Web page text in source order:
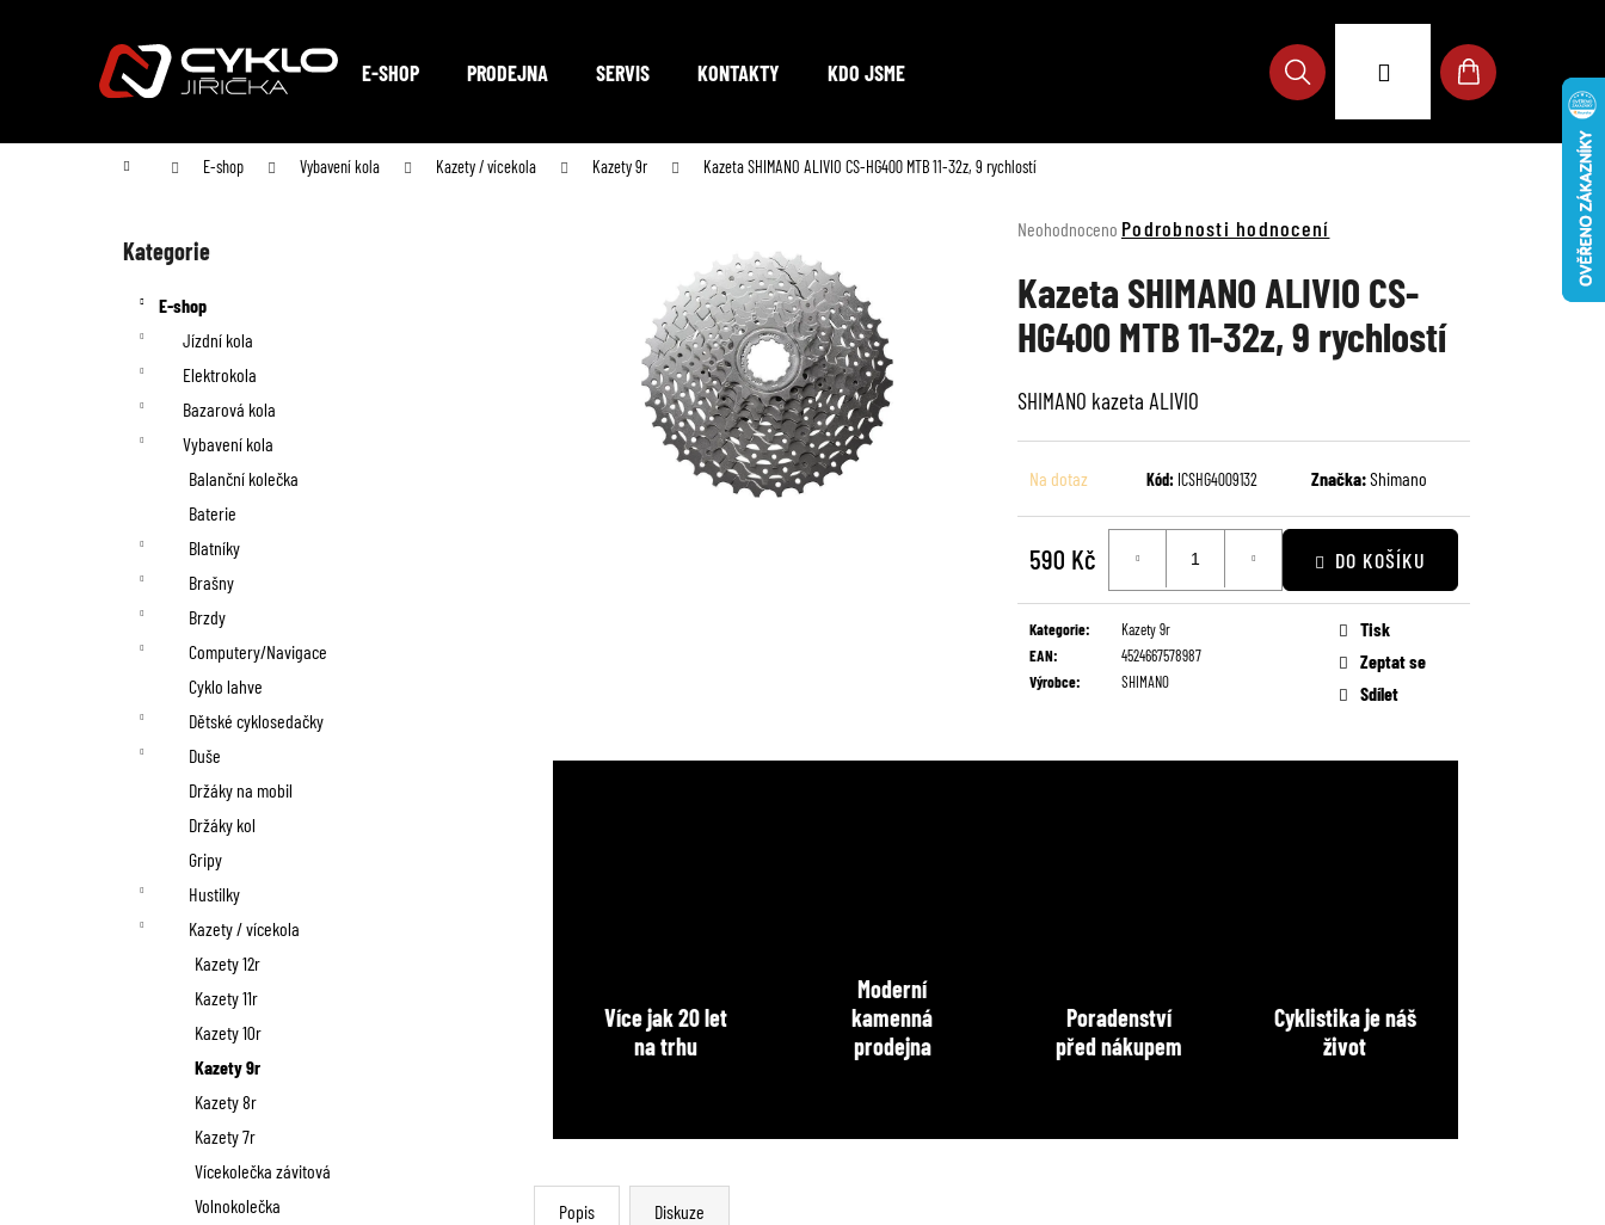
E-SHOP PRODEJNA SERVIS KONTAKTY KDO JSME
Hledat
Přihlášení
Nákupní
Domů E-shop Vybavení kola Kazety / vícekola Kazety 9r Kazeta SHIMANO ALIVIO CS-HG400 MTB 11-32z, 9 rychlostí
Přeskočit
Kategorie
E-shop
Jízdní kola
Elektrokola
Bazarová kola
Vybavení kola
Balanční kolečka
Baterie
Blatníky
Brašny
Brzdy
Computery/Navigace
Cyklo lahve
Dětské cyklosedačky
Duše
Držáky na mobil
Držáky kol
Gripy
Hustilky
Kazety / vícekola
Kazety 12r
Kazety 11r
Kazety 10r
Kazety 9r
Kazety 8r
Kazety 7r
Vícekolečka závitová
Volnokolečka
Průměrné
produktu
je
0,0
z
hvězdiček.
Neohodnoceno Podrobnosti hodnocení
Kazeta SHIMANO ALIVIO CS-
HG400 MTB 11-32z, 9 rychlostí
SHIMANO kazeta ALIVIO
Na dotaz Kód: ICSHG4009132 Značka:Shimano
590 Kč
cena:
DO KOŠÍKU
Kategorie:
Kazety 9r
EAN:
4524667578987
Výrobce: SHIMANO
Tisk
Zeptat se
Sdílet
Více jak 20 let
na trhu
Moderní
kamenná
prodejna
Poradenství
před nákupem
Cyklistika je náš
život
Popis Diskuze
Zpět
Zpět
Co potřebujete najít?
HLEDAT
Doporučujeme